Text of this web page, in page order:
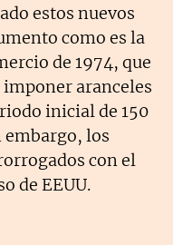
estos nuevos
como es la
de 1974, que
aranceles
inicial de 150
embargo, los
con el
de EEUU.